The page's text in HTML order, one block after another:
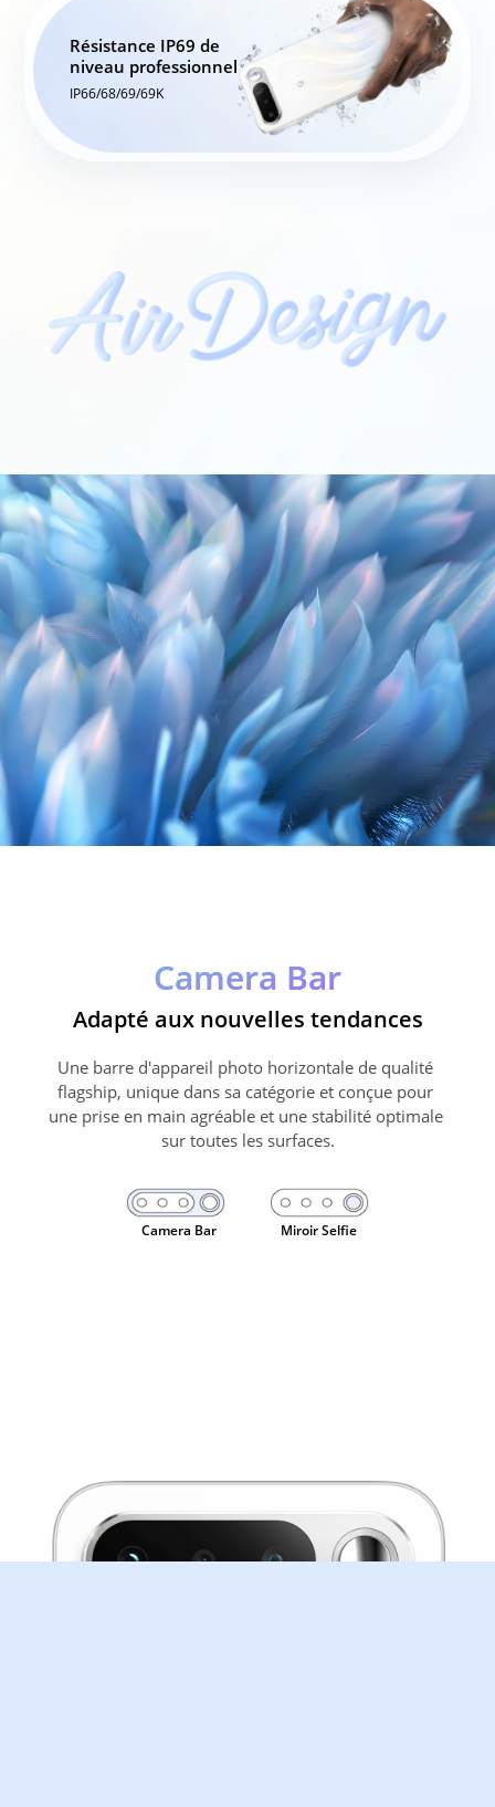
Résistance IP69 de
niveau professionnel
IP66/68/69/69K
Camera Bar Miroir Selfie
Camera Bar
Adapté aux nouvelles tendances
Une barre d'appareil photo horizontale de qualité
flagship, unique dans sa catégorie et conçue pour
une prise en main agréable et une stabilité optimale
sur toutes les surfaces.